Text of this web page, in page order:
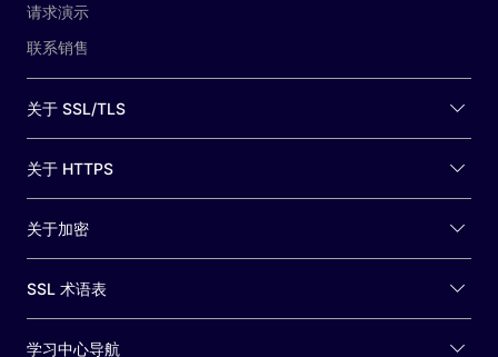
请求演示
联系销售
关于 SSL/TLS
关于 HTTPS
关于加密
SSL 术语表
学习中心导航